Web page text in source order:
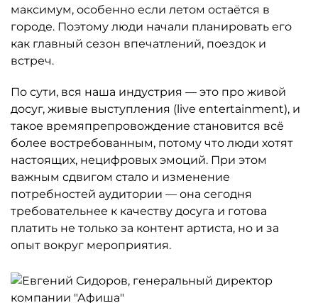
максимум, особенно если летом остаётся в
городе. Поэтому люди начали планировать его
как главный сезон впечатлений, поездок и
встреч.
По сути, вся наша индустрия — это про живой
досуг, живые выступления (live entertainment), и
такое времяпрепровождение становится всё
более востребованным, потому что люди хотят
настоящих, нецифровых эмоций. При этом
важным сдвигом стало и изменение
потребностей аудитории — она сегодня
требовательнее к качеству досуга и готова
платить не только за контент артиста, но и за
опыт вокруг мероприятия.